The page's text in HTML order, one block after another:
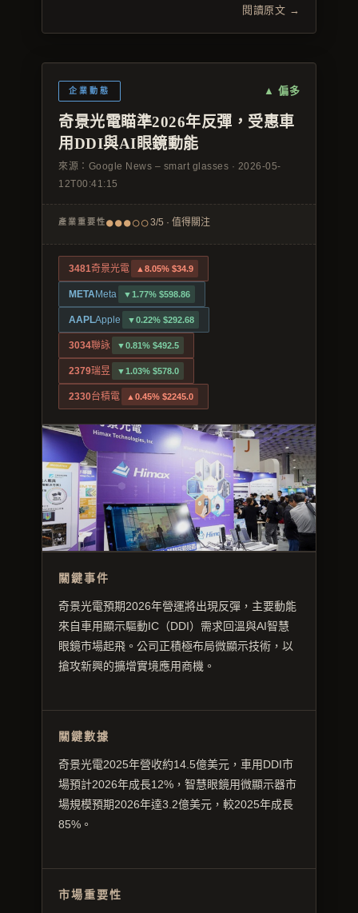
閱讀原文 →
企業動態 ▲ 偏多
奇景光電瞄準2026年反彈，受惠車
用DDI與AI眼鏡動能
來源： Google News – smart glasses · 2026-05-
12T00:41:15
產業重要性●●●○○3/5 · 值得關注
3481奇景光電 ▲8.05% $34.9
METAMeta ▼1.77% $598.86
AAPLApple ▼0.22% $292.68
3034聯詠 ▼0.81% $492.5
2379瑞昱 ▼1.03% $578.0
2330台積電 ▲0.45% $2245.0
關鍵事件
奇景光電預期2026年營運將出現反彈，主要動能
來自車用顯示驅動IC（DDI）需求回溫與AI智慧
眼鏡市場起飛。公司正積極布局微顯示技術，以
搶攻新興的擴增實境應用商機。
關鍵數據
奇景光電2025年營收約14.5億美元，車用DDI市
場預計2026年成長12%，智慧眼鏡用微顯示器市
場規模預期2026年達3.2億美元，較2025年成長
85%。
市場重要性